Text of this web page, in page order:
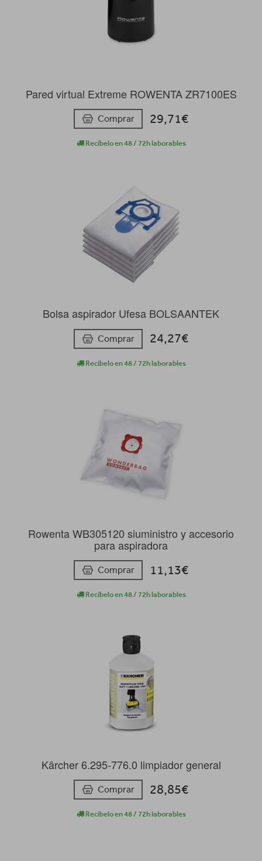
Pared virtual Extreme ROWENTA ZR7100ES
Comprar 29,71€
Recíbelo en 48 / 72h laborables
Bolsa aspirador Ufesa BOLSAANTEK
Comprar 24,27€
Recíbelo en 48 / 72h laborables
Rowenta WB305120 siuministro y accesorio
para aspiradora
Comprar 11,13€
Recíbelo en 48 / 72h laborables
Kärcher 6.295-776.0 limpiador general
Comprar 28,85€
Recíbelo en 48 / 72h laborables